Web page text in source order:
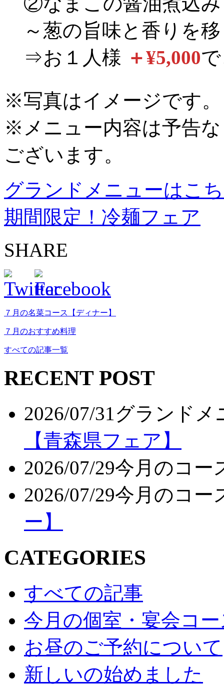
～葱の旨味と香りを
⇒お１人様 ＋¥5,000
※写真はイメージです。
※メニュー内容は予告
ございます。
グランドメニューはこ
期間限定！冷麺フェア
SHARE
７月の名菜コース【ディナー】
７月のおすすめ料理
すべての記事一覧
RECENT POST
2026/07/31 グランドメ
【青森県フェア】
2026/07/29今月のコー
2026/07/29今月のコー
ー】
CATEGORIES
すべての記事
今月の個室・宴会コ
お昼のご予約について
新しいの始めました